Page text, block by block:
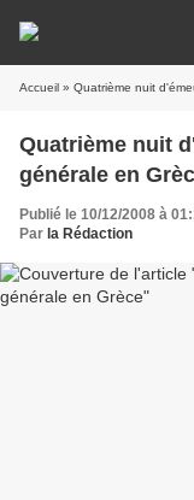
Accueil » Quatrième nuit
Quatrième nuit
générale en
Publié le 10/12/2008 à
Par la Rédaction